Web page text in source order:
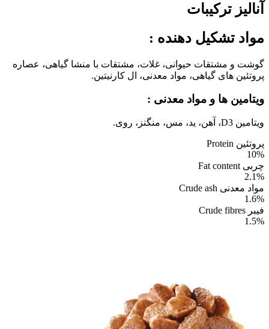
آنالیز ترکیبات
مواد تشکیل دهنده :
گوشت و مشتقات حیوانی، غلات، مشتقات با منشا گیاهی، عصاره
پروتئین های گیاهی، مواد معدنی، ال کارنیتین.
ویتامین ها و مواد معدنی :
ویتامین D3، آهن، ید، مس، منگنز، روی.
پروتئین Protein
10%
چربی Fat content
2.1%
مواد معدنی Crude ash
1.6%
فیبر Crude fibres
1.5%